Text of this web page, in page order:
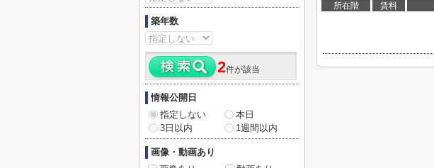
所在階 賃料
築年数
2件が該当
情報公開日
指定しない
本日
3日以内
1週間以内
画像・動画あり